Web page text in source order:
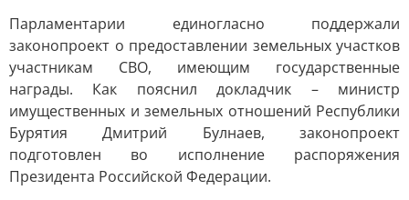
Парламентарии единогласно поддержали
законопроект о предоставлении земельных участков
участникам СВО, имеющим государственные
награды. Как пояснил докладчик – министр
имущественных и земельных отношений Республики
Бурятия Дмитрий Булнаев, законопроект
подготовлен во исполнение распоряжения
Президента Российской Федерации.